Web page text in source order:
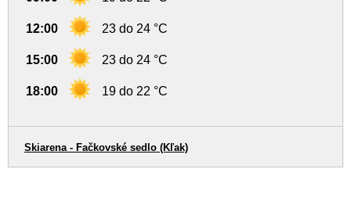
12:00 23 do 24 °C
15:00 23 do 24 °C
18:00 19 do 22 °C
Skiarena - Fačkovské sedlo (Kľak)